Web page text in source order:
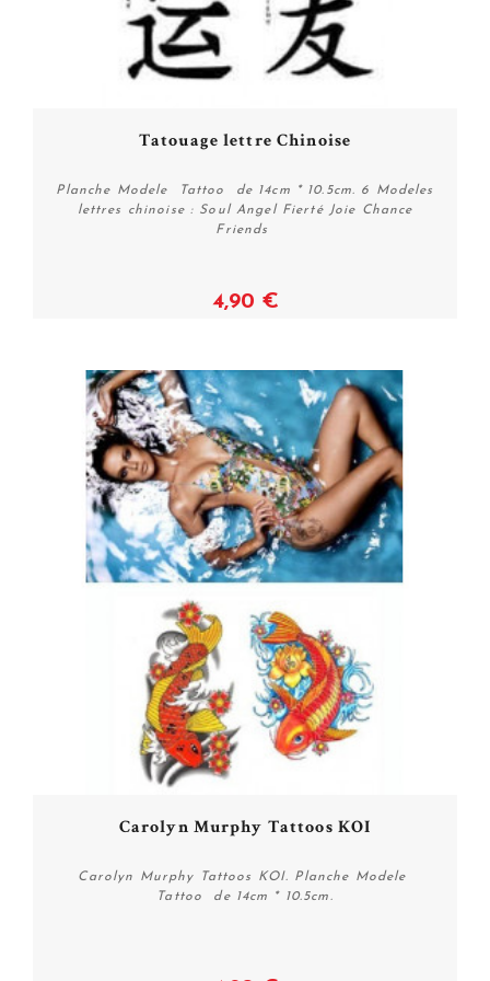
Acheter
Tatouage lettre Chinoise
Planche Modele Tattoo de 14cm * 10.5cm. 6 Modeles
lettres chinoise : Soul Angel Fierté Joie Chance
Friends
4,90 €
Carolyn Murphy Tattoos KOI
Carolyn Murphy Tattoos KOI. Planche Modele
Tattoo de 14cm * 10.5cm.